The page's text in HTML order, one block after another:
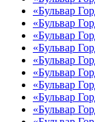
«Бульвар
«Бульвар
«Бульвар
«Бульвар
«Бульвар
«Бульвар
«Бульвар
«Бульвар
«Бульвар